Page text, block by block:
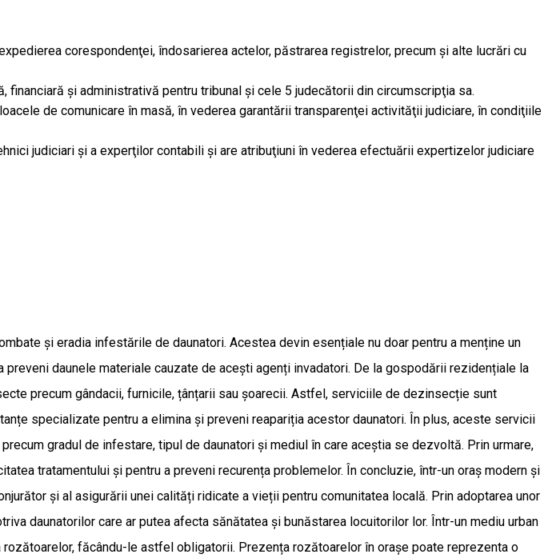
corespondenţei, îndosarierea actelor, păstrarea registrelor, precum şi alte lucrări cu
şi administrativă pentru tribunal şi cele 5 judecătorii din circumscripţia sa.
de comunicare în masă, în vederea garantării transparenţei activităţii judiciare, în condiţiile
judiciari şi a experţilor contabili şi are atribuţiuni în vederea efectuării expertizelor judiciare
și eradia infestările de daunatori. Acestea devin esențiale nu doar pentru a menține un
daunele materiale cauzate de acești agenți invadatori. De la gospodării rezidențiale la
precum gândacii, furnicile, țânțarii sau șoarecii. Astfel, serviciile de dezinsecție sunt
specializate pentru a elimina și preveni reapariția acestor daunatori. În plus, aceste servicii
gradul de infestare, tipul de daunatori și mediul în care aceștia se dezvoltă. Prin urmare,
tratamentului și pentru a preveni recurența problemelor. În concluzie, într-un oraș modern și
și al asigurării unei calități ridicate a vieții pentru comunitatea locală. Prin adoptarea unor
daunatorilor care ar putea afecta sănătatea și bunăstarea locuitorilor lor. Într-un mediu urban
făcându-le astfel obligatorii. Prezența rozătoarelor în orașe poate reprezenta o